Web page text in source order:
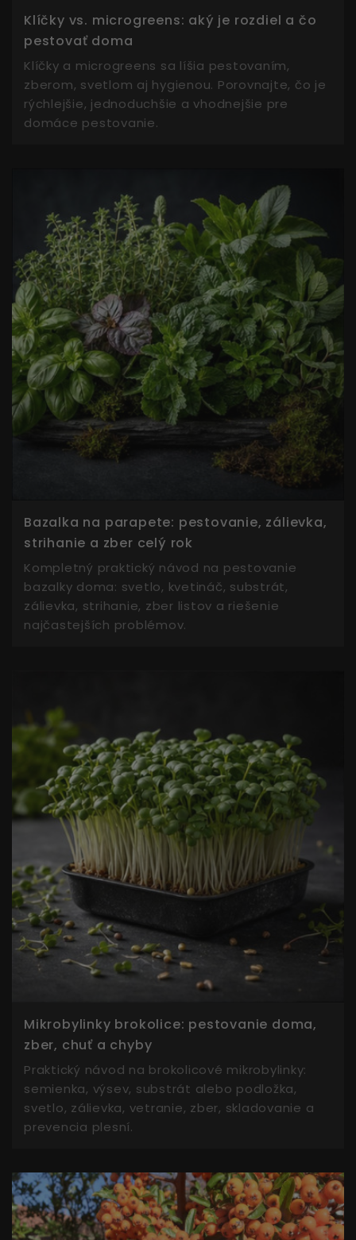
Klíčky vs. microgreens: aký je rozdiel a čo
pestovať doma
Klíčky a microgreens sa líšia pestovaním,
zberom, svetlom aj hygienou. Porovnajte, čo je
rýchlejšie, jednoduchšie a vhodnejšie pre
domáce pestovanie.
Bazalka na parapete: pestovanie, zálievka,
strihanie a zber celý rok
Kompletný praktický návod na pestovanie
bazalky doma: svetlo, kvetináč, substrát,
zálievka, strihanie, zber listov a riešenie
najčastejších problémov.
Mikrobylinky brokolice: pestovanie doma,
zber, chuť a chyby
Praktický návod na brokolicové mikrobylinky:
semienka, výsev, substrát alebo podložka,
svetlo, zálievka, vetranie, zber, skladovanie a
prevencia plesní.